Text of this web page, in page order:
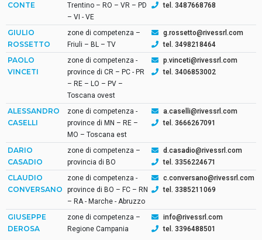
CONTE
Trentino – RO – VR – PD
– VI - VE
tel. 3487668768
GIULIO
ROSSETTO
zone di competenza –
Friuli – BL – TV
g.rossetto@rivessrl.com
tel. 3498218464
PAOLO
VINCETI
zone di competenza -
province di CR – PC - PR
– RE – LO – PV –
Toscana ovest
p.vinceti@rivessrl.com
tel. 3406853002
ALESSANDRO
CASELLI
zone di competenza -
province di MN – RE –
MO – Toscana est
a.caselli@rivessrl.com
tel. 3666267091
DARIO
CASADIO
zone di competenza –
provincia di BO
d.casadio@rivessrl.com
tel. 3356224671
CLAUDIO
CONVERSANO
zone di competenza -
province di BO – FC – RN
– RA - Marche - Abruzzo
c.conversano@rivessrl.com
tel. 3385211069
GIUSEPPE
DEROSA
zone di competenza –
Regione Campania
info@rivessrl.com
tel. 3396488501